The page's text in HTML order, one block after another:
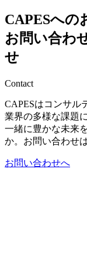
CAPESへの
お問い合わ
せ
Contact
CAPESはコンサル
業界の多様な課題
一緒に豊かな未来
か。お問い合わせ
お問い合わせへ